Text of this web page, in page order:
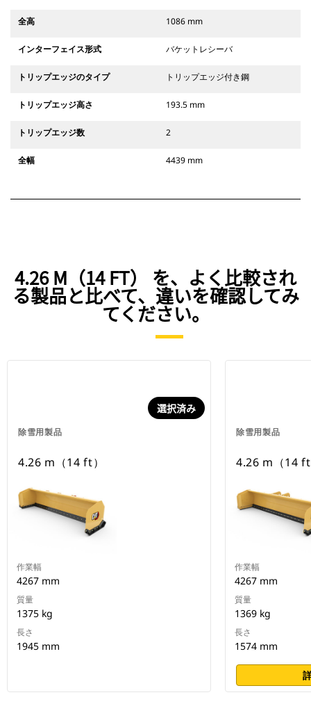
全高 1086 mm
インターフェイス形式 バケットレシーバ
トリップエッジのタイプ トリップエッジ付き鋼
トリップエッジ高さ 193.5 mm
トリップエッジ数 2
全幅 4439 mm
4.26 M（14 FT） を、よく比較され
る製品と比べて、違いを確認してみ
てください。
除雪用製品
選択済み
4.26 m（14 ft）
作業幅
4267 mm
質量
1375 kg
長さ
1945 mm
除雪用製品
4.26 m（14
作業幅
4267 mm
質量
1369 kg
長さ
1574 mm